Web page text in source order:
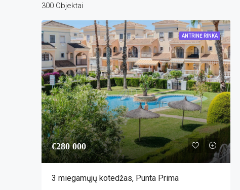
300 Objektai
ANTRINĖ RINKA
€280 000
3 miegamųjų kotedžas, Punta Prima